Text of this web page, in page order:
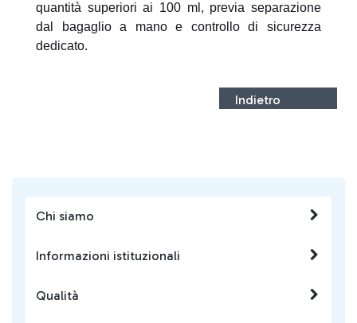
Chi siamo
Informazioni istituzionali
Qualità
quantità superiori ai 100 ml, previa separazione
dal bagaglio a mano e controllo di sicurezza
dedicato.
Indietro